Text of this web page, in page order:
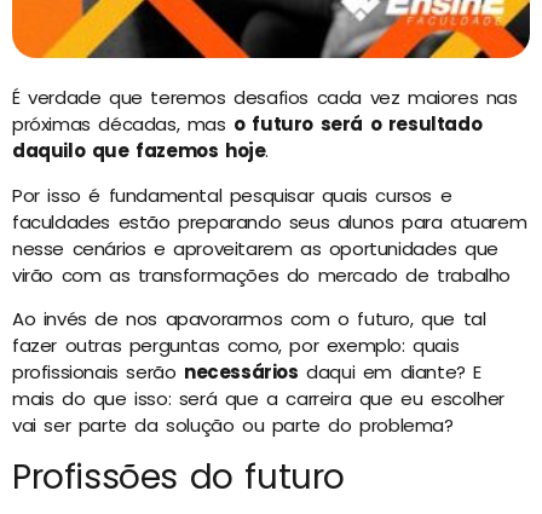
É verdade que teremos desafios cada vez maiores nas
próximas décadas, mas o futuro será o resultado
daquilo que fazemos hoje.
Por isso é fundamental pesquisar quais cursos e
faculdades estão preparando seus alunos para atuarem
nesse cenários e aproveitarem as oportunidades que
virão com as transformações do mercado de trabalho
Ao invés de nos apavorarmos com o futuro, que tal
fazer outras perguntas como, por exemplo: quais
profissionais serão necessários daqui em diante? E
mais do que isso: será que a carreira que eu escolher
vai ser parte da solução ou parte do problema?
Profissões do futuro